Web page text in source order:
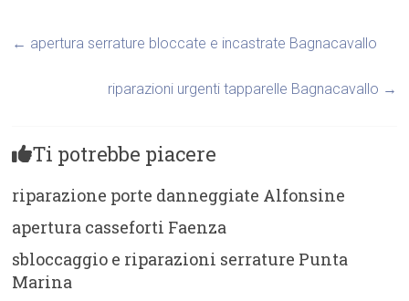
← apertura serrature bloccate e incastrate Bagnacavallo
riparazioni urgenti tapparelle Bagnacavallo →
Ti potrebbe piacere
riparazione porte danneggiate Alfonsine
apertura casseforti Faenza
sbloccaggio e riparazioni serrature Punta
Marina